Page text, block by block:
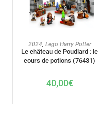
AJOUTER AU PANIER
2024 Lego Harry Potter
Le château de Poudlard : le
cours de potions (76431)
40,00€